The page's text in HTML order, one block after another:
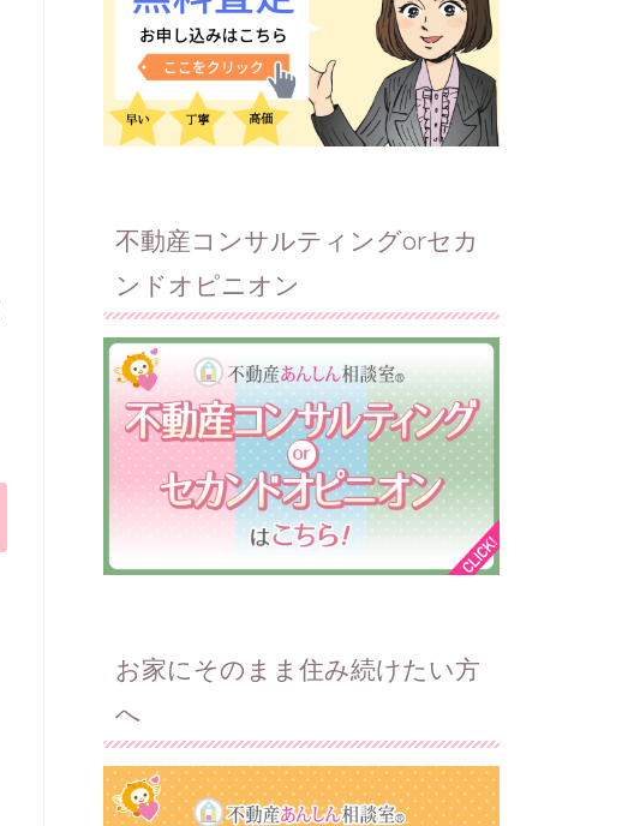
不動産コンサルティングorセカ
ンドオピニオン
お家にそのまま住み続けたい方
へ